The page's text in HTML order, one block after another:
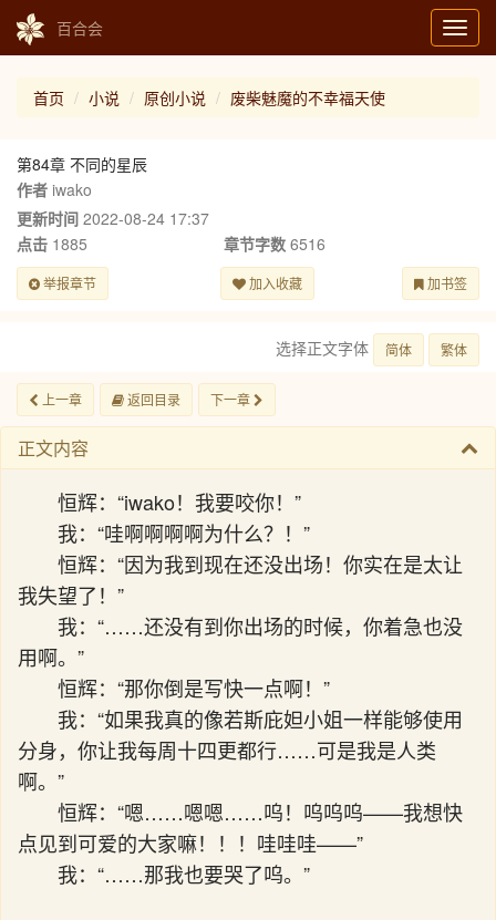
百合会
首页 小说 原创小说 废柴魅魔的不幸福天使
第84章 不同的星辰
作者 iwako
更新时间 2022-08-24 17:37
点击 1885 章节字数6516
举报章节 加入收藏 加书签
选择正文字体 简体 繁体
上一章 返回目录 下一章
正文内容
恒辉：“iwako！我要咬你！”
我：“哇啊啊啊啊为什么？！”
恒辉：“因为我到现在还没出场！你实在是太让
我失望了！”
我：“……还没有到你出场的时候，你着急也没
用啊。”
恒辉：“那你倒是写快一点啊！”
我：“如果我真的像若斯庇妲小姐一样能够使用
分身，你让我每周十四更都行……可是我是人类
啊。”
恒辉：“嗯……嗯嗯……呜！呜呜呜——我想快
点见到可爱的大家嘛！！！哇哇哇——”
我：“……那我也要哭了呜。”